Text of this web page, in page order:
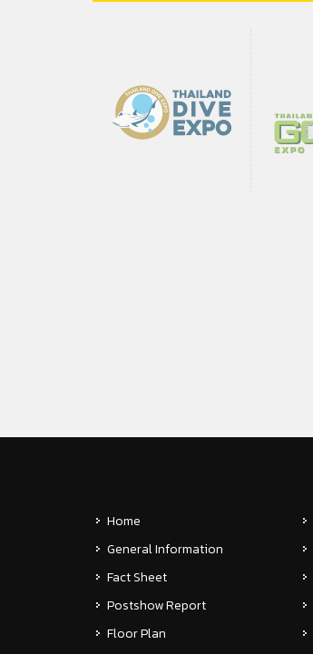
Home
General Information
Fact Sheet
Postshow Report
Floor Plan